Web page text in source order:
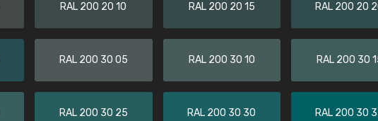
RAL 200 20 10 RAL 200 20 15 RAL 200 20
RAL 200 30 05 RAL 200 30 10 RAL 200 30
RAL 200 30 25 RAL 200 30 30 RAL 200 30